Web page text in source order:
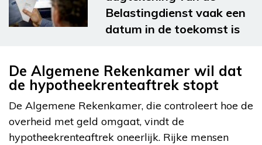
Belastingdienst vaak een
datum in de toekomst is
De Algemene Rekenkamer wil dat
de hypotheekrenteaftrek stopt
De Algemene Rekenkamer, die controleert hoe de
overheid met geld omgaat, vindt de
hypotheekrenteaftrek oneerlijk. Rijke mensen